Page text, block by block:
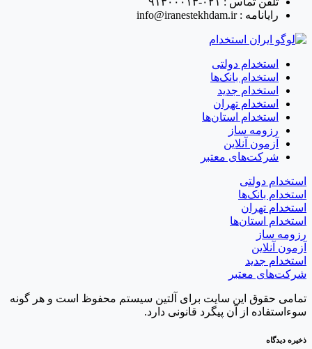
رایانامه :info@iranestekhdam.ir
استخدام دولتی
استخدام بانک‌ها
استخدام جدید
استخدام تهران
استخدام استان‌ها
رزومه ساز
آزمون آنلاین
شرکت‌های معتبر
استخدام دولتی
استخدام بانک‌ها
استخدام تهران
استخدام استان‌ها
رزومه ساز
آزمون آنلاین
استخدام جدید
شرکت‌های معتبر
تمامی حقوق این سایت برای آلتین سیستم محفوظ است و هر گونه
سوءاستفاده از آن پیگرد قانونی دارد.
ذخیره دیدگاه